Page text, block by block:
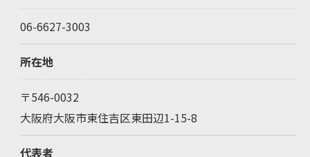
06-6627-3003
所在地
〒546-0032
大阪府大阪市東住吉区東田辺1-15-8
代表者